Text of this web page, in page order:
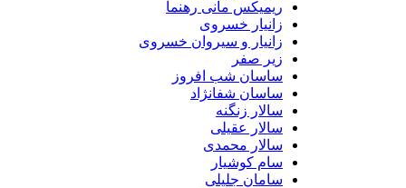
ریمیکس مانی رهنما
زانیار خسروی
زانیار و سیروان خسروی
زیر صفر
ساسان شب افروز
ساسان شفانژاد
سالار زنگنه
سالار عقیلی
سالار محمدی
سام کوشیار
سامان جلیلی